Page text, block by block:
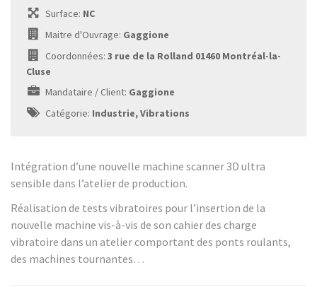
Surface: NC
Maitre d'Ouvrage: Gaggione
Coordonnées: 3 rue de la Rolland 01460 Montréal-la-
Cluse
Mandataire / Client: Gaggione
Catégorie: Industrie, Vibrations
Intégration d’une nouvelle machine scanner 3D ultra
sensible dans l’atelier de production.
Réalisation de tests vibratoires pour l’insertion de la
nouvelle machine vis-à-vis de son cahier des charge
vibratoire dans un atelier comportant des ponts roulants,
des machines tournantes…